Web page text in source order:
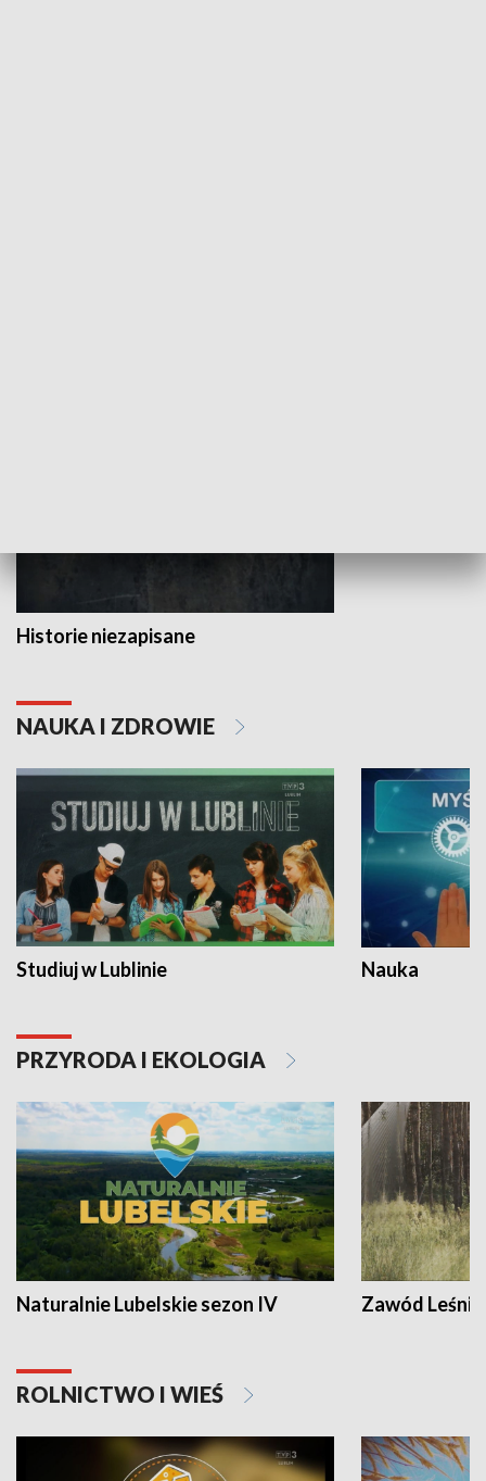
Historie niezapisane
NAUKA I ZDROWIE
Studiuj w Lublinie Nauka
PRZYRODA I EKOLOGIA
Naturalnie Lubelskie sezon IV Zawód Leśnik
ROLNICTWO I WIEŚ